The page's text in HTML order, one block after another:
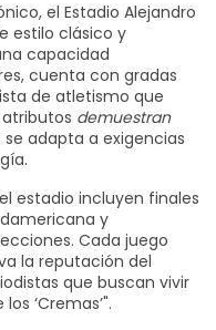
el Estadio Alejandro
estilo clásico y
capacidad
cuenta con gradas
de atletismo que
demuestran
adapta a exigencias
estadio incluyen finales
y
Cada juego
la reputación del
que buscan vivir
‘Cremas’".